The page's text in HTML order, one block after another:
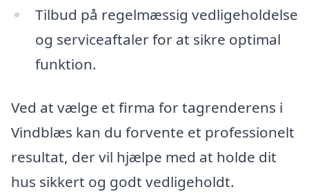
Tilbud på regelmæssig vedligeholdelse
og serviceaftaler for at sikre optimal
funktion.
Ved at vælge et firma for tagrenderens i
Vindblæs kan du forvente et professionelt
resultat, der vil hjælpe med at holde dit
hus sikkert og godt vedligeholdt.